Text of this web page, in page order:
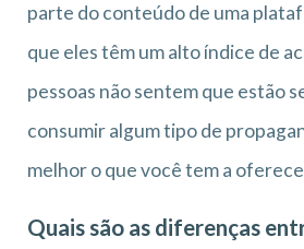
parte do conteúdo de uma
que eles têm um alto índice de
pessoas não sentem que estão
consumir algum tipo de
melhor o que você tem a
Quais são as diferenças